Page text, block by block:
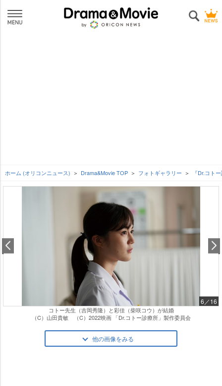
ホーム (オリコンニュース) Drama&Movie TOP フォトギャラリー 『Dr.コト
6／16
コトー先生（吉岡秀隆）と彩佳（柴咲コウ）が結婚
（C）山田貴敏 （C）2022映画 「Dr.コトー診療所」製作委員会
他の画像をみる